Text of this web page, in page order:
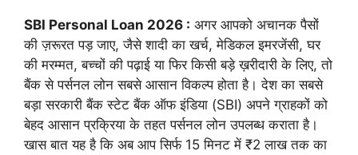
SBI Personal Loan 2026 : अगर आपको अचानक पैसों
की ज़रूरत पड़ जाए, जैसे शादी का खर्च, मेडिकल इमरजेंसी, घर
की मरम्मत, बच्चों की पढ़ाई या फिर किसी बड़े ख़रीदारी के लिए, तो
बैंक से पर्सनल लोन सबसे आसान विकल्प होता है। देश का सबसे
बड़ा सरकारी बैंक स्टेट बैंक ऑफ इंडिया (SBI) अपने ग्राहकों को
बेहद आसान प्रक्रिया के तहत पर्सनल लोन उपलब्ध कराता है।
खास बात यह है कि अब आप सिर्फ 15 मिनट में ₹2 लाख तक का